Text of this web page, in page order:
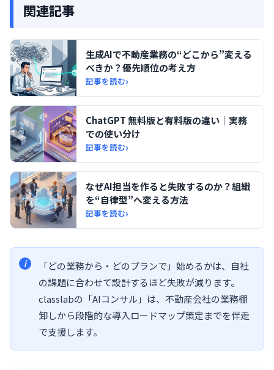
関連記事
生成AIで不動産業務の“どこから”変える
べきか？優先順位の考え方
記事を読む›
ChatGPT 無料版と有料版の違い｜実務
での使い分け
記事を読む›
なぜAI担当を作ると失敗するのか？組織
を“自律型”へ変える方法
記事を読む›
「どの業務から・どのプランで」始めるかは、自社
の課題に合わせて設計するほど失敗が減ります。
classlabの「AIコンサル」は、不動産会社の業務棚
卸しから段階的な導入ロードマップ策定までを伴走
で支援します。